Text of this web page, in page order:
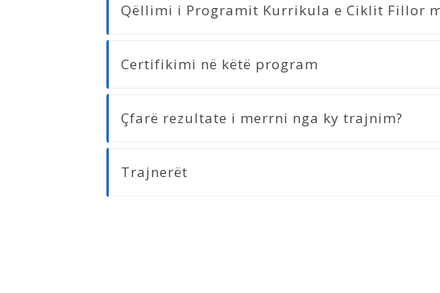
Qëllimi i Programit Kurrikula e Ciklit Fillor
Certifikimi në këtë program
Çfarë rezultate i merrni nga ky trajnim?
Trajnerët